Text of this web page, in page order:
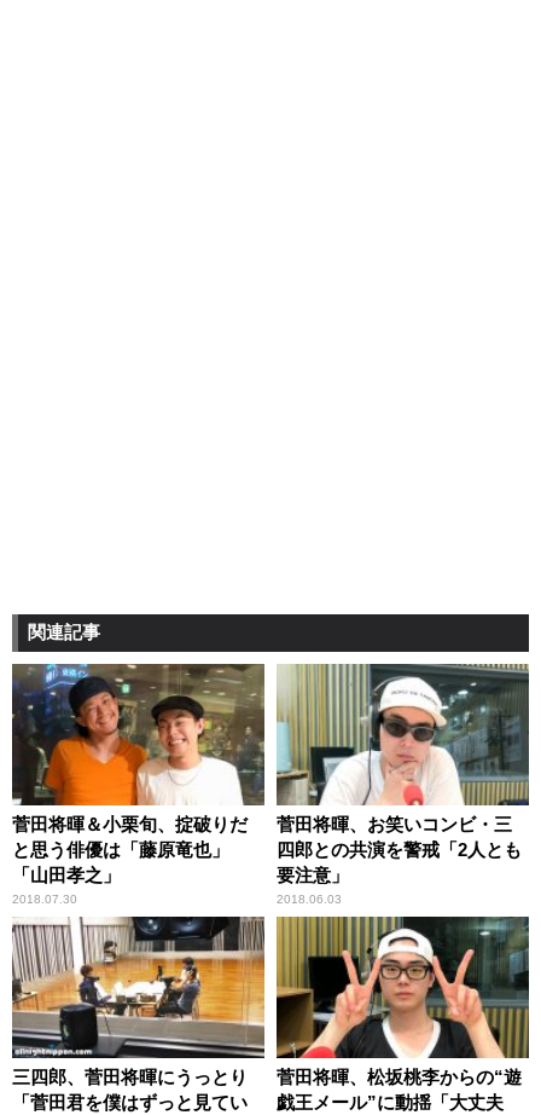
関連記事
菅田将暉＆小栗旬、掟破りだ
と思う俳優は「藤原竜也」
「山田孝之」
2018.07.30
菅田将暉、お笑いコンビ・三
四郎との共演を警戒「2人とも
要注意」
2018.06.03
三四郎、菅田将暉にうっとり
「菅田君を僕はずっと見てい
菅田将暉、松坂桃李からの“遊
戯王メール”に動揺「大丈夫